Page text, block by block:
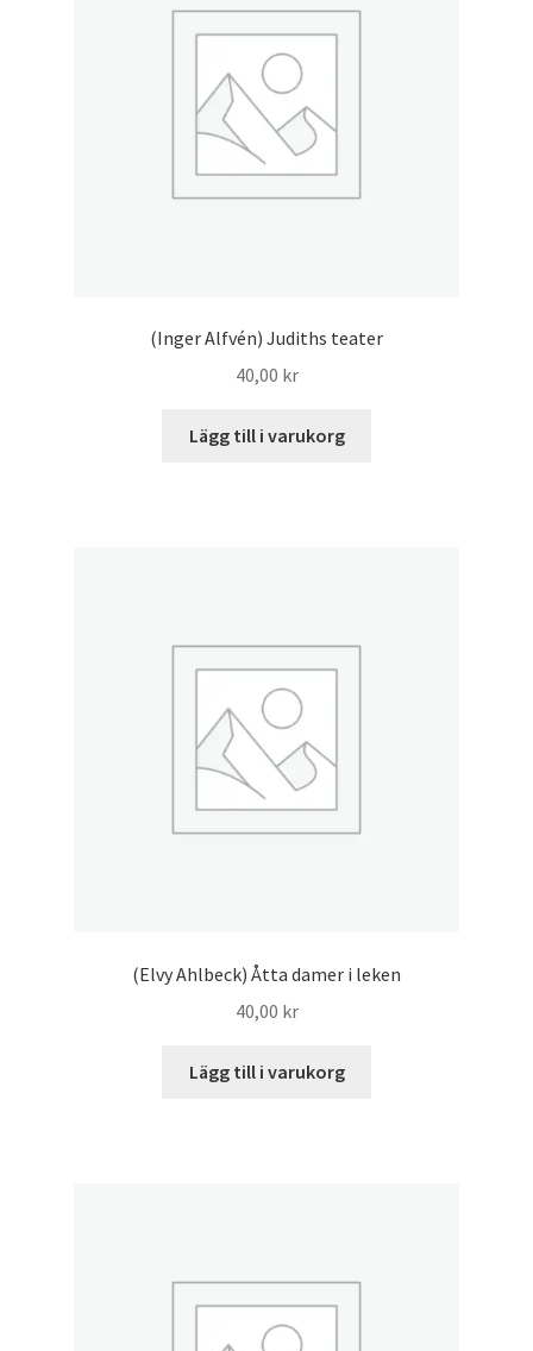
(Inger Alfvén) Judiths teater
40,00 kr
Lägg till i varukorg
(Elvy Ahlbeck) Åtta damer i leken
40,00 kr
Lägg till i varukorg